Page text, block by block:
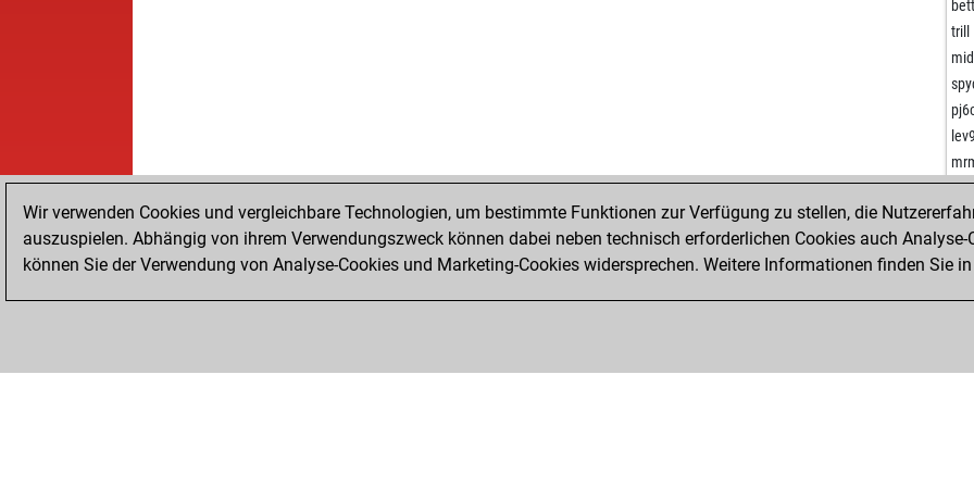
ne
trill
lev9
lev9
STARTSEITE
Wir verwenden Cookies und vergleichbare Technologien, um bestimmte Funktionen zur Verfügung zu stellen, die
auszuspielen. Abhängig von ihrem Verwendungszweck können dabei neben technisch erforderlichen Cookies auch
können Sie der Verwendung von Analyse-Cookies und Marketing-Cookies widersprechen. Weitere Informationen finden Sie